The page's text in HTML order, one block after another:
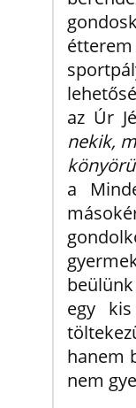
az Úr
nekik,
a
egy
hanem
nem